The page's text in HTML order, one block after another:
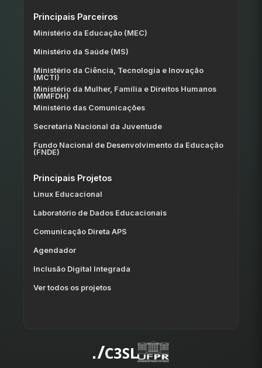
Principais Parceiros
Ministério da Educação (MEC)
Ministério da Saúde (MS)
Ministério da Ciência, Tecnologia e Inovação
(MCTI)
Ministério da Mulher, Família e Direitos Humanos
(MMFDH)
Ministério das Comunicações
Secretaria Nacional da Juventude
Fundo Nacional de Desenvolvimento da Educação
(FNDE)
Principais Projetos
Linux Educacional
Laboratório de Dados Educacionais
Comunicação Direta APS
Agendador
Inclusão Digital Integrada
Ver todos os projetos